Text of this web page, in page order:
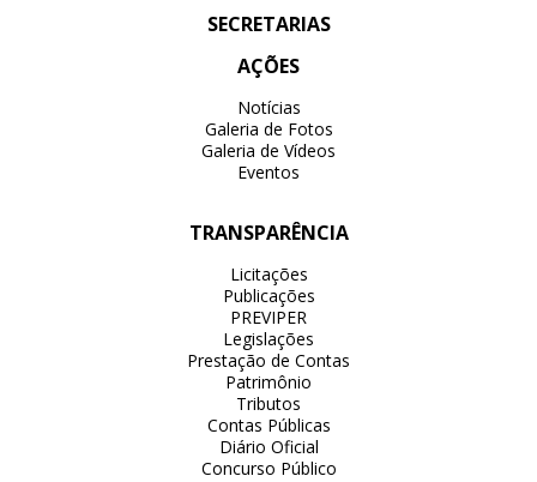
SECRETARIAS
AÇÕES
Notícias
Galeria de Fotos
Galeria de Vídeos
Eventos
TRANSPARÊNCIA
Licitações
Publicações
PREVIPER
Legislações
Prestação de Contas
Patrimônio
Tributos
Contas Públicas
Diário Oficial
Concurso Público